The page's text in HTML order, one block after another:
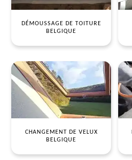
DÉMOUSSAGE DE TOITURE
BELGIQUE
CHANGEMENT DE VELUX
BELGIQUE